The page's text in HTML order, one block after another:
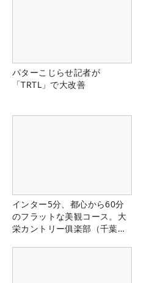
パターこじらせ記者が
「TRTL」で大改善
インター5分、都心から60分
のフラットな美観コース。大
栄カントリー俱楽部（千葉